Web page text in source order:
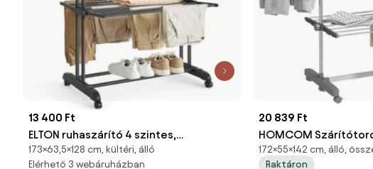
13 400 Ft
ELTON ruhaszárító 4 szintes,
kerekekkel, 63,5x128x173cm, fekete
173×63,5×128 cm, kültéri, álló
Elérhető 3 webáruházban
20 839 Ft
HOMCOM
Összecsukható
172×55×142 cm, álló,
Raktáron